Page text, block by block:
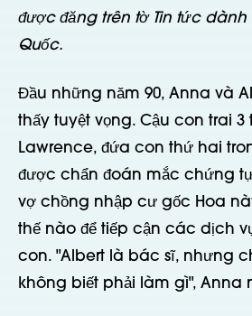
được đăng trên tờ Tin tức
Quốc.
Đầu những năm 90, Anna và
thấy tuyệt vọng. Cậu con trai 3
Lawrence, đứa con thứ hai
được chẩn đoán mắc chứng
vợ chồng nhập cư gốc Hoa
thế nào để tiếp cận các dịch
con. "Albert là bác sĩ, nhưng
không biết phải làm gì", Anna